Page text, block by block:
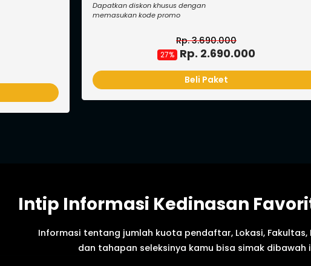
9x Sesi Live Pembahasan Tryout Eksklusif
1 Tahun Akses Video Pembelajaran
Lihat Semua
Dapatkan diskon khusus dengan
memasukan kode promo
Rp. 3.980.000
25% Rp. 2.980.000
Beli Paket
Intip Informasi Kedinasan
Informasi tentang jumlah kuota pendaftar, Lokasi, Fakultas,
dan tahapan seleksinya kamu bisa simak dibawah